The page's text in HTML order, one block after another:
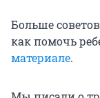
Больше
как помочь
материале.